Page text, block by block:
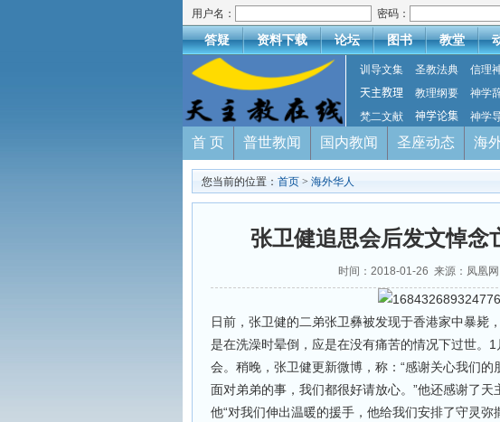
用户名： 密码：
答疑 资料下载 论坛 图书 教堂
训导文集 圣教法典 信理
天主教理
教理纲要 神学
梵二文献
神学论集 神学
首 页 普世教闻 国内教闻 圣座动态 海
您当前的位置： 首页 > 海外华人
张卫健追思会后发文悼念
时间：2018-01-26 来源：凤凰网
日前，张卫健的二弟张卫彝被发现于香港家中暴毙
是在洗澡时晕倒，应是在没有痛苦的情况下过世。
会。稍晚，张卫健更新微博，称：“感谢关心我们
面对弟弟的事，我们都很好请放心。”他还感谢了
他“对我们伸出温暖的援手，他给我们安排了守灵弥